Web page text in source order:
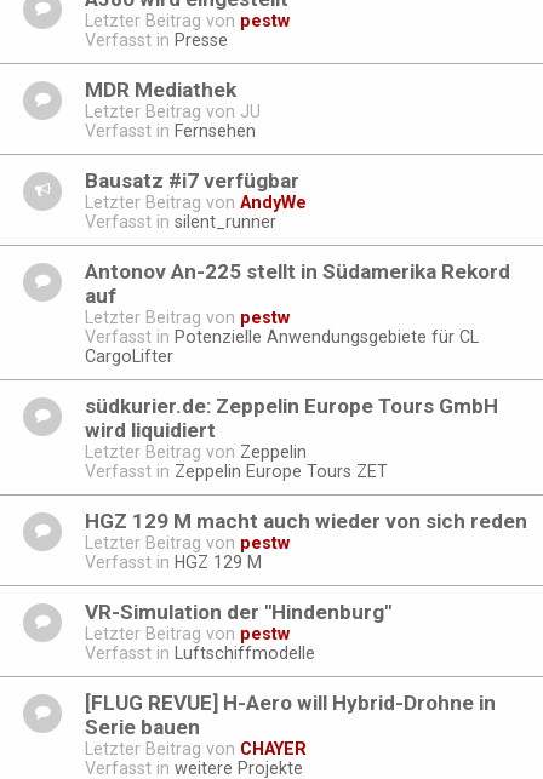
Letzter Beitrag von pestw
Verfasst in Presse
MDR Mediathek
Letzter Beitrag von JU
Verfasst in Fernsehen
Bausatz #i7 verfügbar
Letzter Beitrag von AndyWe
Verfasst in silent_runner
Antonov An-225 stellt in Südamerika Rekord
auf
Letzter Beitrag von pestw
Verfasst in Potenzielle Anwendungsgebiete für CL
CargoLifter
südkurier.de: Zeppelin Europe Tours GmbH
wird liquidiert
Letzter Beitrag von Zeppelin
Verfasst in Zeppelin Europe Tours ZET
HGZ 129 M macht auch wieder von sich reden
Letzter Beitrag von pestw
Verfasst in HGZ 129 M
VR-Simulation der "Hindenburg"
Letzter Beitrag von pestw
Verfasst in
Luftschiffmodelle
[FLUG REVUE] H-Aero will Hybrid-Drohne in
Serie bauen
Letzter Beitrag von CHAYER
Verfasst in weitere Projekte